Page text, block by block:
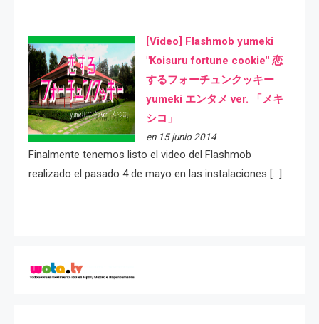
[Video] Flashmob yumeki
"Koisuru fortune cookie" 恋
するフォーチュンクッキー
yumeki エンタメ ver. 「メキ
シコ」
en 15 junio 2014
Finalmente tenemos listo el video del Flashmob
realizado el pasado 4 de mayo en las instalaciones […]